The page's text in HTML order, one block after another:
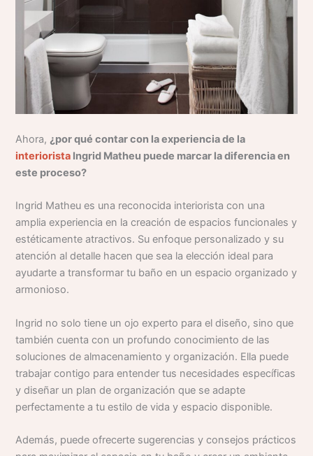
Ahora, ¿por qué contar con la experiencia de la
interiorista Ingrid Matheu puede marcar la diferencia en
este proceso?
Ingrid Matheu es una reconocida interiorista con una
amplia experiencia en la creación de espacios funcionales y
estéticamente atractivos. Su enfoque personalizado y su
atención al detalle hacen que sea la elección ideal para
ayudarte a transformar tu baño en un espacio organizado y
armonioso.
Ingrid no solo tiene un ojo experto para el diseño, sino que
también cuenta con un profundo conocimiento de las
soluciones de almacenamiento y organización. Ella puede
trabajar contigo para entender tus necesidades específicas
y diseñar un plan de organización que se adapte
perfectamente a tu estilo de vida y espacio disponible.
Además, puede ofrecerte sugerencias y consejos prácticos